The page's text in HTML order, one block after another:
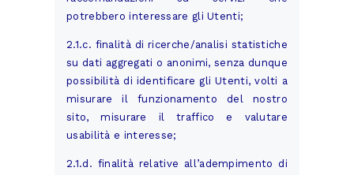
potrebbero interessare gli Utenti;
2.1.c. finalità di ricerche/analisi statistiche
su dati aggregati o anonimi, senza dunque
possibilità di identificare gli Utenti, volti a
misurare il funzionamento del nostro
sito, misurare il traffico e valutare
usabilità e interesse;
2.1.d. finalità relative all’adempimento di